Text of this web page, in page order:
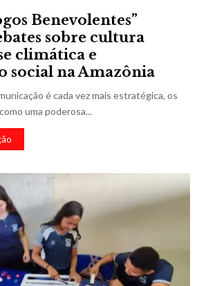
Benevolentes”
sobre cultura
climática e
social na Amazônia
é cada vez mais estratégica, os
uma poderosa...